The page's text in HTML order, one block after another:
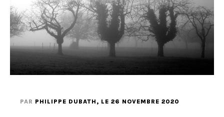
PAR PHILIPPE DUBATH , LE 26 NOVEMBRE 2020